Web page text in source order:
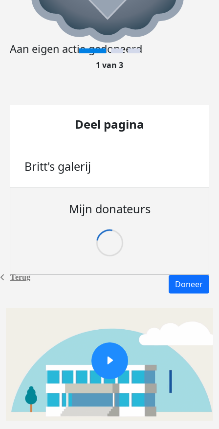
Terug
Aan eigen actie gedoneerd
1 van 3
Deel pagina
Britt's galerij
Mijn donateurs
Doneer